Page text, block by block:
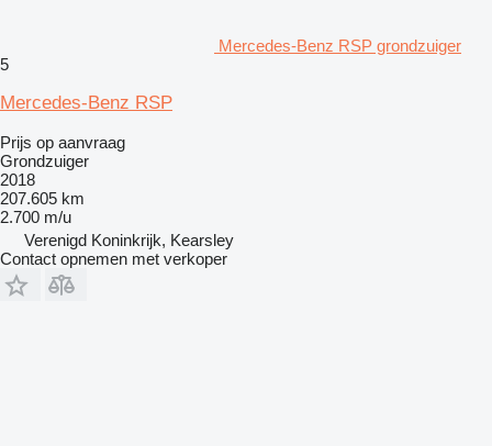
Mercedes-Benz RSP grondzuiger
5
Mercedes-Benz RSP
Prijs op aanvraag
Grondzuiger
2018
207.605 km
2.700 m/u
Verenigd Koninkrijk, Kearsley
Contact opnemen met verkoper